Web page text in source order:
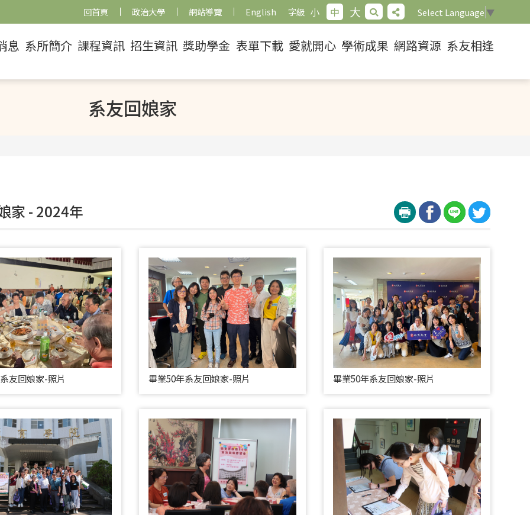
回首頁 政治大學 網站導覽 English 字級 小 中 大 Select Language ▼
息 系所簡介 課程資訊 招生資訊 獎助學金 表單下載 愛就開心 學術成果 網路資源 系友相逢
系友回娘家
家 - 2024年
友回娘家-照片 畢業50年系友回娘家-照片 畢業50年系友回娘家-照片